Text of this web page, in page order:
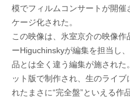
模でフィルムコンサートが開
ケージ化された。
この映像は、氷室京介の映像
ーHiguchinskyが編集を担当し
品とは全く違う編集が施され
ット版で制作され、生のライ
れたまさに“完全盤”といえる作